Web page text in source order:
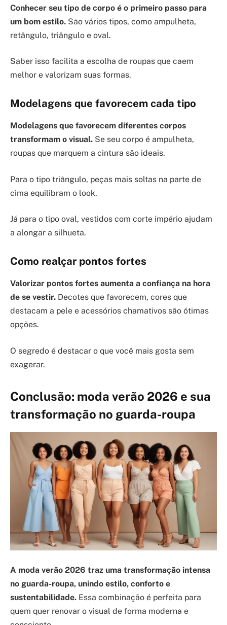
Conhecer seu tipo de corpo é o primeiro passo para
um bom estilo. São vários tipos, como ampulheta,
retângulo, triângulo e oval.
Saber isso facilita a escolha de roupas que caem
melhor e valorizam suas formas.
Modelagens que favorecem cada tipo
Modelagens que favorecem diferentes corpos
transformam o visual. Se seu corpo é ampulheta,
roupas que marquem a cintura são ideais.
Para o tipo triângulo, peças mais soltas na parte de
cima equilibram o look.
Já para o tipo oval, vestidos com corte império ajudam
a alongar a silhueta.
Como realçar pontos fortes
Valorizar pontos fortes aumenta a confiança na hora
de se vestir. Decotes que favorecem, cores que
destacam a pele e acessórios chamativos são ótimas
opções.
O segredo é destacar o que você mais gosta sem
exagerar.
Conclusão: moda verão 2026 e sua
transformação no guarda-roupa
A moda verão 2026 traz uma transformação intensa
no guarda-roupa, unindo estilo, conforto e
sustentabilidade. Essa combinação é perfeita para
quem quer renovar o visual de forma moderna e